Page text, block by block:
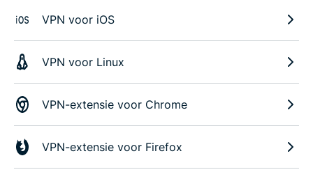
VPN voor iOS
VPN voor Linux
VPN-extensie voor Chrome
VPN-extensie voor Firefox